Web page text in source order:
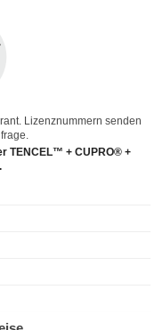
Lizenznummern senden
TENCEL™ + CUPRO® +